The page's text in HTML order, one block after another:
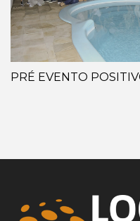
PRÉ EVENTO